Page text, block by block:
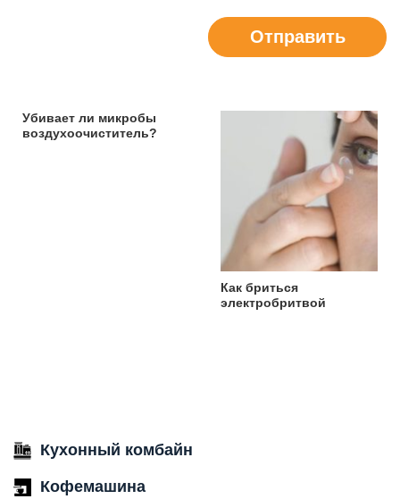
Отправить
Убивает ли микробы
воздухоочиститель?
Как бриться
электробритвой
Кухонный комбайн
Кофемашина